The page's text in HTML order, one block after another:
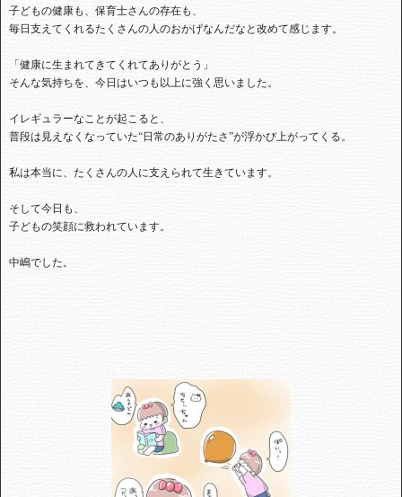
子どもの健康も、保育士さんの存在も、
毎日支えてくれるたくさんの人のおかげなんだなと改めて感じます。
「健康に生まれてきてくれてありがとう」
そんな気持ちを、今日はいつも以上に強く思いました。
イレギュラーなことが起こると、
普段は見えなくなっていた“日常のありがたさ”が浮かび上がってくる。
私は本当に、たくさんの人に支えられて生きています。
そして今日も、
子どもの笑顔に救われています。
中嶋でした。